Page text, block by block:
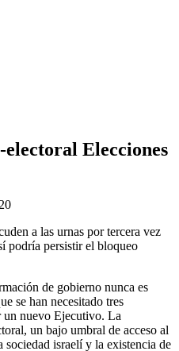
Elecciones
a las urnas por tercera vez
podría persistir el bloqueo
de gobierno nunca es
se han necesitado tres
un nuevo Ejecutivo. La
un bajo umbral de acceso al
sociedad israelí y la existencia de